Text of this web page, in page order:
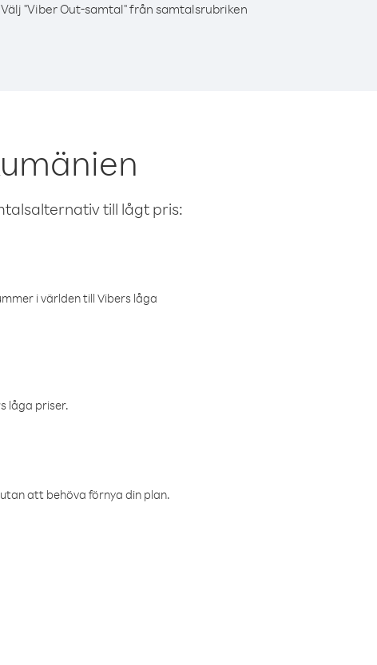
Välj "Viber Out-samtal" från samtalsrubriken
till lågt pris:
i världen till Vibers låga
låga priser.
att behöva förnya din plan.